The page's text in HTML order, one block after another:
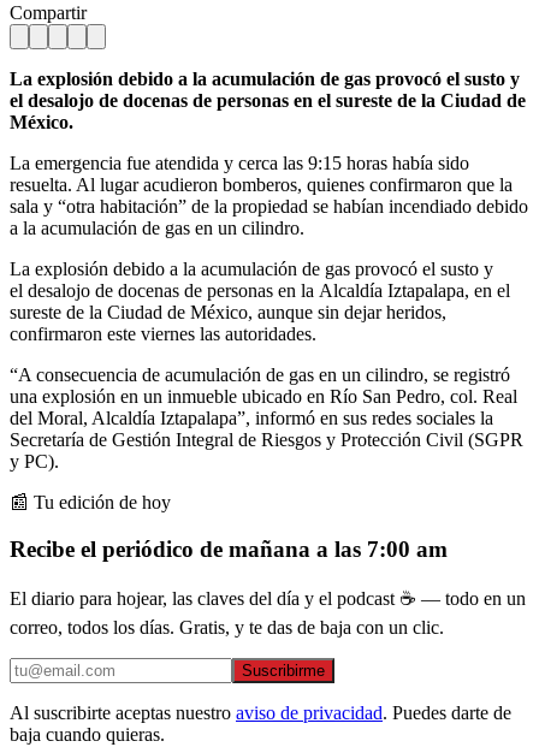
Compartir
La explosión debido a la acumulación de gas provocó el susto y
el desalojo de docenas de personas en el sureste de la Ciudad de
México.
La emergencia fue atendida y cerca las 9:15 horas había sido
resuelta. Al lugar acudieron bomberos, quienes confirmaron que la
sala y “otra habitación” de la propiedad se habían incendiado debido
a la acumulación de gas en un cilindro.
La explosión debido a la acumulación de gas provocó el susto y
el desalojo de docenas de personas en la Alcaldía Iztapalapa, en el
sureste de la Ciudad de México, aunque sin dejar heridos,
confirmaron este viernes las autoridades.
“A consecuencia de acumulación de gas en un cilindro, se registró
una explosión en un inmueble ubicado en Río San Pedro, col. Real
del Moral, Alcaldía Iztapalapa”, informó en sus redes sociales la
Secretaría de Gestión Integral de Riesgos y Protección Civil (SGPR
y PC).
📰 Tu edición de hoy
Recibe el periódico de mañana a las 7:00 am
El diario para hojear, las claves del día y el podcast ☕ — todo en un
correo, todos los días. Gratis, y te das de baja con un clic.
Suscribirme
Al suscribirte aceptas nuestro aviso de privacidad. Puedes darte de
baja cuando quieras.